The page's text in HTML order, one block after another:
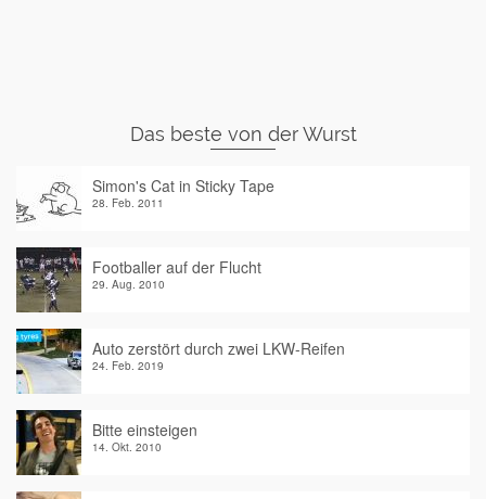
Das beste von der Wurst
Simon's Cat in Sticky Tape
28. Feb. 2011
Footballer auf der Flucht
29. Aug. 2010
Auto zerstört durch zwei LKW-Reifen
24. Feb. 2019
Bitte einsteigen
14. Okt. 2010